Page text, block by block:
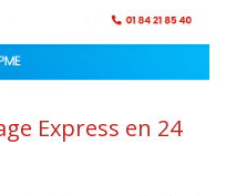
Express en 24